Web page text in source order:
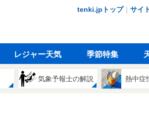
tenki.jpトップ｜ サイ
レジャー天気 季節特集
気象予報士の解説 熱中症